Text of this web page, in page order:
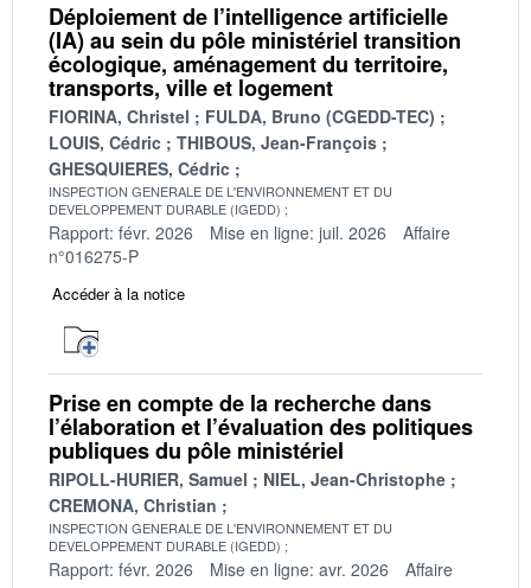
Déploiement de l’intelligence artificielle
(IA) au sein du pôle ministériel transition
écologique, aménagement du territoire,
transports, ville et logement
FIORINA, Christel
FULDA, Bruno (CGEDD-TEC)
LOUIS, Cédric
THIBOUS, Jean-François
GHESQUIERES, Cédric
INSPECTION GENERALE DE L'ENVIRONNEMENT ET DU
DEVELOPPEMENT DURABLE (IGEDD)
Rapport: févr. 2026 Mise en ligne: juil. 2026
Affaire
n°016275-P
Accéder à la notice
Prise en compte de la recherche dans
l’élaboration et l’évaluation des politiques
publiques du pôle ministériel
RIPOLL-HURIER, Samuel
NIEL, Jean-Christophe
CREMONA, Christian
INSPECTION GENERALE DE L'ENVIRONNEMENT ET DU
DEVELOPPEMENT DURABLE (IGEDD)
Rapport: févr. 2026 Mise en ligne: avr. 2026
Affaire